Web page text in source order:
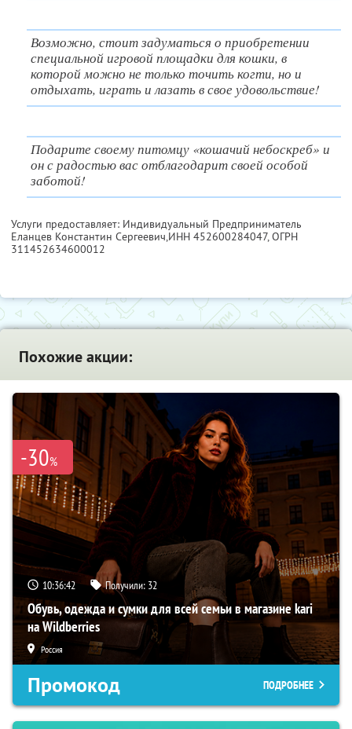
Возможно, стоит задуматься о приобретении
специальной игровой площадки для кошки, в
которой можно не только точить когти, но и
отдыхать, играть и лазать в свое удовольствие!
Подарите своему питомцу «кошачий небоскреб» и
он с радостью вас отблагодарит своей особой
заботой!
Услуги предоставляет: Индивидуальный Предприниматель
Еланцев Константин Сергеевич,ИНН 452600284047, ОГРН
311452634600012
Похожие акции:
-30%
10:36:41 Получили: 32
Обувь, одежда и сумки для всей семьи в магазине kari
на Wildberries
Россия
Промокод ПОДРОБНЕЕ